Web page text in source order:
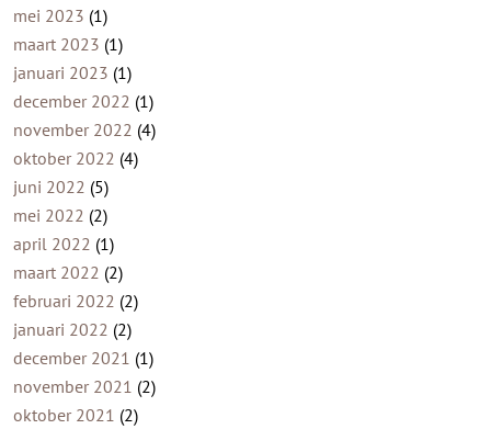
mei 2023 (1)
maart 2023 (1)
januari 2023 (1)
december 2022 (1)
november 2022 (4)
oktober 2022 (4)
juni 2022 (5)
mei 2022 (2)
april 2022 (1)
maart 2022 (2)
februari 2022 (2)
januari 2022 (2)
december 2021 (1)
november 2021 (2)
oktober 2021 (2)